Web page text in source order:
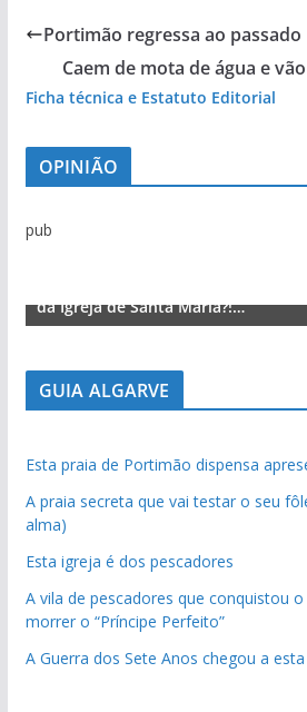
Portimão regressa ao passado
Caem de mota de água e
Ficha técnica e Estatuto Editorial
OPINIÃO
pub
da Igreja de Santa Maria?!…
GUIA ALGARVE
Esta praia de Portimão dispensa
A praia secreta que vai testar o seu
alma)
Esta igreja é dos pescadores
A vila de pescadores que conquistou
morrer o “Príncipe Perfeito”
A Guerra dos Sete Anos chegou a